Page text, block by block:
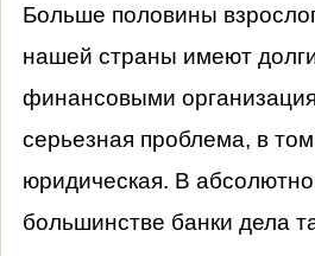
Больше половины
нашей страны имеют
финансовыми
серьезная проблема, в
юридическая. В
большинстве банки дела